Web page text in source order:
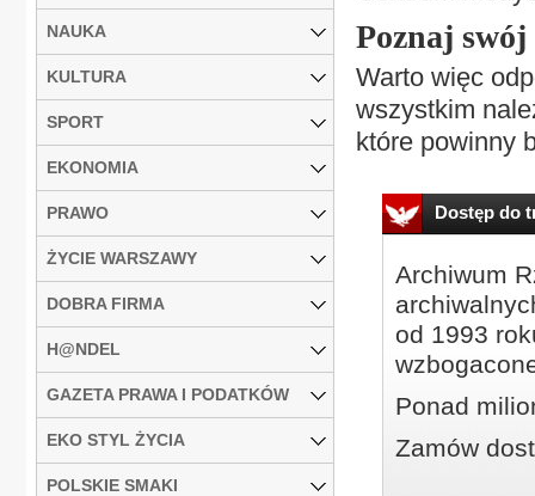
Poznaj
Warto więc
wszystkim
które powinny
Dostęp do
Archiwum
od 1993
Ponad
Zamów
NAUKA
KULTURA
SPORT
EKONOMIA
PRAWO
ŻYCIE WARSZAWY
DOBRA FIRMA
H@NDEL
GAZETA PRAWA I PODATKÓW
EKO STYL ŻYCIA
POLSKIE SMAKI